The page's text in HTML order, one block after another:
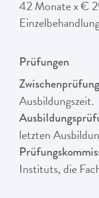
42 Monate x €
Prüfungen
Ausbildungszeit.
letzten
Instituts, die